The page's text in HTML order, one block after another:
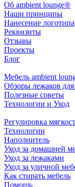
Oб ambient lounge®
Наши принципы
Нанесение логотипа
Реквизиты
Отзывы
Проекты
Блог
Мебель ambient
Обзоры лежаков
Полезные советы
Технологии и Уход
Регулировка
Технологии
Наполнитель
Уход за домашней
Уход за лежаками
Уход за уличной
Как стирать мебель
Помощь